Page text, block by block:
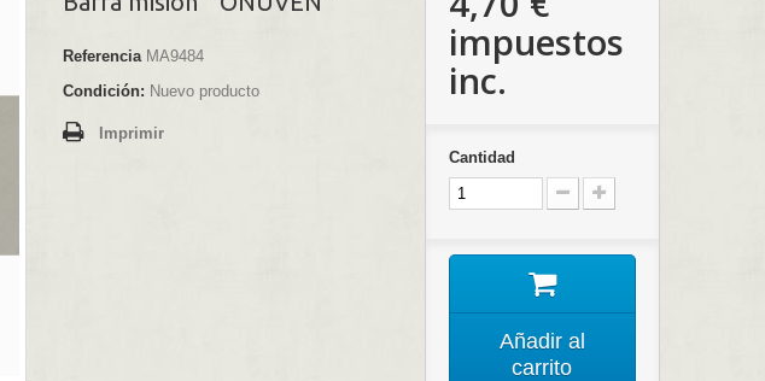
Referencia MA9484
Condición: Nuevo producto
Imprimir
impuestos
inc.
Cantidad
Añadir al
carrito